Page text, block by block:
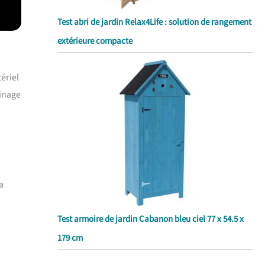
Test abri de jardin Relax4Life : solution de rangement
extérieure compacte
Test armoire de jardin Cabanon bleu ciel 77 x 54.5 x
179 cm